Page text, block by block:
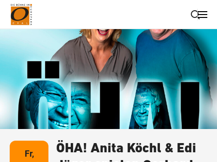
Suche schließen
Wegbeschreibung erhalten
Fr,
ÖHA! Anita Köchl & Edi